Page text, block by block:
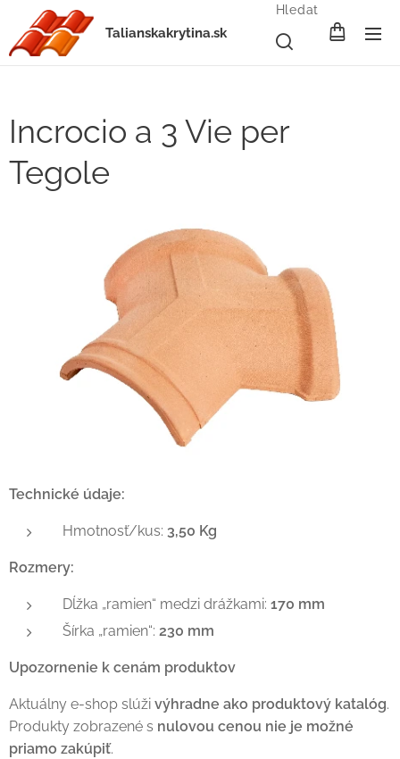
Talianskakrytina.sk
Hledat
Incrocio a 3 Vie per
Tegole
Technické údaje:
Hmotnosť/kus: 3,50 Kg
Rozmery:
Dĺžka „ramien“ medzi drážkami: 170 mm
Šírka „ramien“: 230 mm
Upozornenie k cenám produktov
Aktuálny e-shop slúži výhradne ako produktový katalóg.
Produkty zobrazené s nulovou cenou nie je možné
priamo zakúpiť.